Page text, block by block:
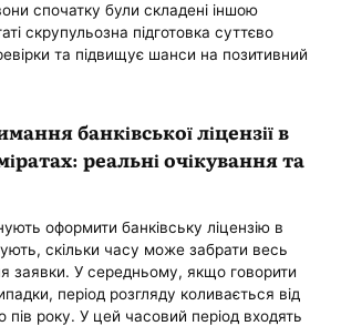
спочатку були складені іншою
скрупульозна підготовка суттєво
та підвищує шанси на позитивний
банківської ліцензії в
реальні очікування та
оформити банківську ліцензію в
скільки часу може забрати весь
заявки. У середньому, якщо говорити
період розгляду коливається від
пів року. У цей часовий період входять